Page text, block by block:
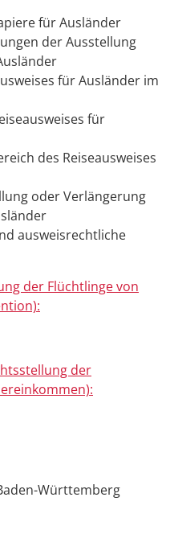
für Ausländer
der Ausstellung
für Ausländer im
für
des Reiseausweises
oder Verlängerung
ausweisrechtliche
der Flüchtlinge von
der
Württemberg